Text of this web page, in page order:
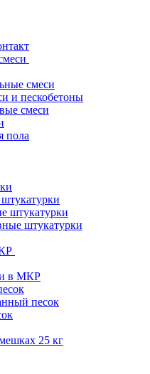
смеси
и пескобетоны
смеси
пола
штукатурки
штукатурки
и в МКР
песок
25 кг